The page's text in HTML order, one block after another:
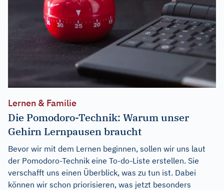
Lernen & Familie
Die Pomodoro-Technik: Warum unser
Gehirn Lernpausen braucht
Bevor wir mit dem Lernen beginnen, sollen wir uns laut
der Pomodoro-Technik eine To-do-Liste erstellen. Sie
verschafft uns einen Überblick, was zu tun ist. Dabei
können wir schon priorisieren, was jetzt besonders